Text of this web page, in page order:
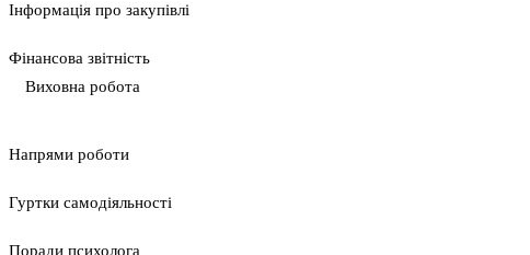
Інформація про закупівлі
Фінансова звітність
Виховна робота
Напрями роботи
Гуртки самодіяльності
Поради психолога